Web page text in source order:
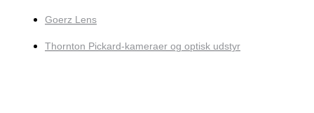
Goerz Lens
Thornton Pickard-kameraer og optisk udstyr